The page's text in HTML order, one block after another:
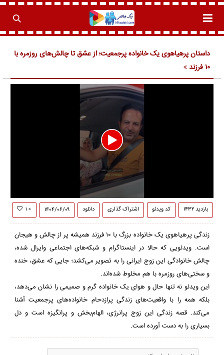
داستان پرهیاهوی یک خانواده پرجمعیت؛ از عشق تا چالش‌های روزمره با
۱۰ فرزند
0
seconds
of
32
seconds
بازدید ۱۴۳۲ کد ویدئو اشتراک گذاری دانلود ۱۴۰۴/۰۶/۰۹ ۱۰
زندگی پرهیاهوی یک خانواده بزرگ با ۱۰ فرزند همیشه پر از چالش و هیجان
است. ویدئویی که حالا در اینستاگرام و شبکه‌های اجتماعی وایرال شده،
چالش خانوادگی این زوج ایرانی را به تصویر می‌کشد؛ جایی که عشق، خنده
و سختی‌های روزمره با هم مخلوط شده‌اند.
این ویدئو نه تنها حال و هوای یک خانواده گرم و صمیمی را نشان می‌دهد،
بلکه همه را با واقعیت‌های زندگی پرازدحام خانواده‌های پرجمعیت آشنا
می‌کند. قصه زندگی این زوج پرانرژی، الهام‌بخش و پرانگیزه است و دل
بسیاری را به دست آورده است.